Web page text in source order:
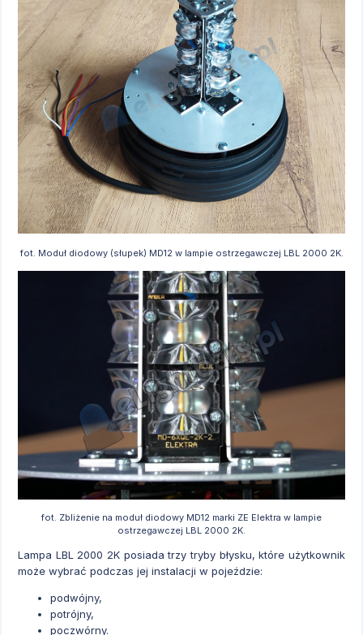
fot. Moduł diodowy (słupek) MD12 w lampie ostrzegawczej LBL 2000 2K.
fot. Zbliżenie na moduł diodowy MD12 marki ZE Elektra w lampie
ostrzegawczej LBL 2000 2K.
Lampa LBL 2000 2K posiada trzy tryby błysku, które użytkownik
może wybrać podczas jej instalacji w pojeździe:
podwójny,
potrójny,
poczwórny.